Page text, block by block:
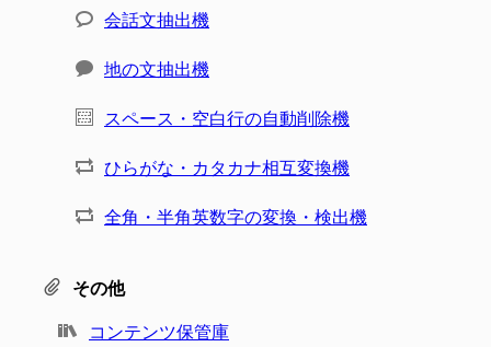
会話文抽出機
地の文抽出機
スペース・空白行の自動削除機
ひらがな・カタカナ相互変換機
全角・半角英数字の変換・検出機
その他
コンテンツ保管庫